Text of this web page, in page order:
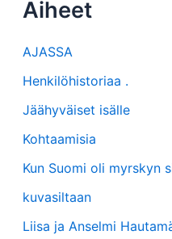
Aiheet
AJASSA
Henkilöhistoriaa .
Jäähyväiset isälle
Kohtaamisia
Kun Suomi oli myrskyn
kuvasiltaan
Liisa ja Anselmi